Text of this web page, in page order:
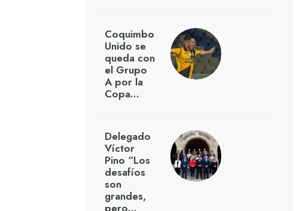
Coquimbo
Unido se
queda con
el Grupo
A por la
Copa…
Delegado
Víctor
Pino “Los
desafíos
son
grandes,